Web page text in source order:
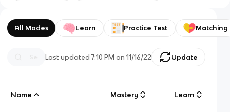
All Modes Learn Practice Test Matching
Last updated7:10 PM on 11/16/22 Update
Name Mastery Learn